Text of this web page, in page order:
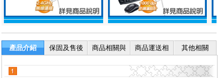
產品介紹
保固及售後
商品相關與
商品運送相
其他相關